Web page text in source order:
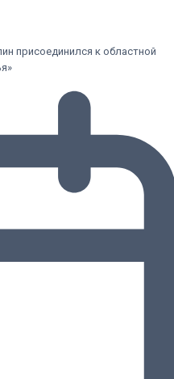
присоединился к областной